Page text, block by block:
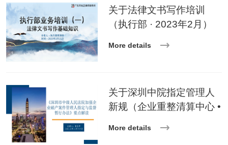
关于法律文书写作培训
（执行部 · 2023年2月）
More details
关于深圳中院指定管理人
新规（企业重整清算中心 •
More details